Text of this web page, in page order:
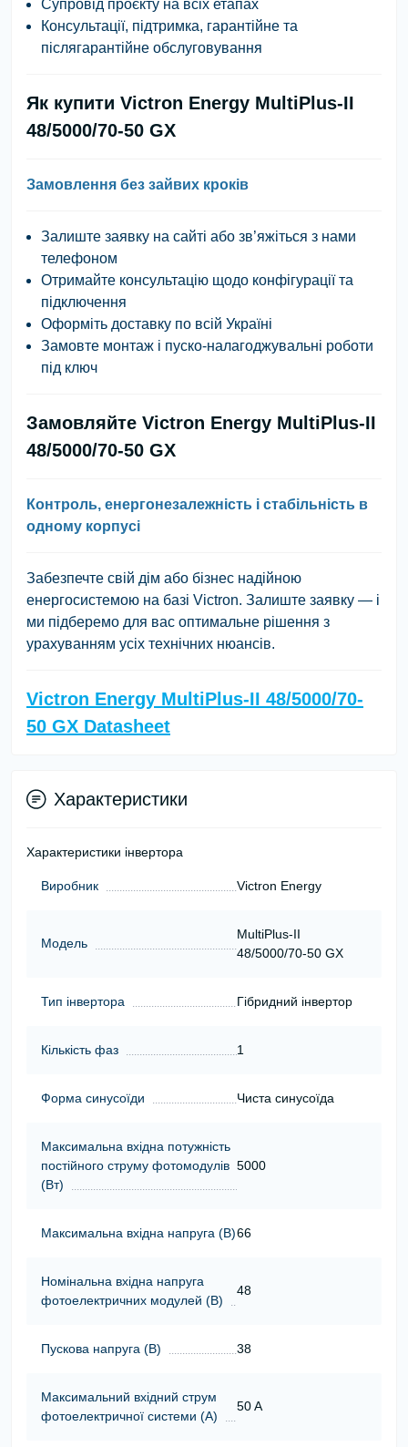
Супровід проєкту на всіх етапах
Консультації, підтримка, гарантійне та
післягарантійне обслуговування
Як купити Victron Energy MultiPlus-II
48/5000/70-50 GX
Замовлення без зайвих кроків
Залиште заявку на сайті або зв’яжіться з нами
телефоном
Отримайте консультацію щодо конфігурації та
підключення
Оформіть доставку по всій Україні
Замовте монтаж і пуско-налагоджувальні роботи
під ключ
Замовляйте Victron Energy MultiPlus-II
48/5000/70-50 GX
Контроль, енергонезалежність і стабільність в
одному корпусі
Забезпечте свій дім або бізнес надійною
енергосистемою на базі Victron. Залиште заявку — і
ми підберемо для вас оптимальне рішення з
урахуванням усіх технічних нюансів.
Victron Energy MultiPlus-II 48/5000/70-
50 GX Datasheet
Характеристики
Характеристики інвертора
Виробник Victron Energy
Модель
MultiPlus-II
48/5000/70-50 GX
Тип інвертора Гібридний інвертор
Кількість фаз 1
Форма синусоїди Чиста синусоїда
Максимальна вхідна потужність
постійного струму фотомодулів
(Вт)
5000
Максимальна вхідна напруга (В)66
Номінальна вхідна напруга
фотоелектричних модулей (В)
48
Пускова напруга (В) 38
Максимальний вхідний струм
фотоелектричної системи (А)
50 A